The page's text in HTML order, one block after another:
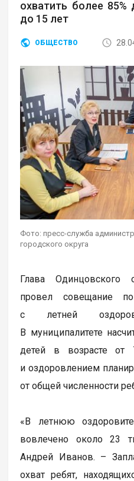
охватить более 85%
до 15 лет
ОБЩЕСТВО
Фото: пресс-служба
городского округа
Глава Одинцовского
провел совещание
с летней
В муниципалитете
детей в возрасте
и оздоровлением
от общей численности
«В летнюю
вовлечено около 23
Андрей Иванов. –
охват ребят,